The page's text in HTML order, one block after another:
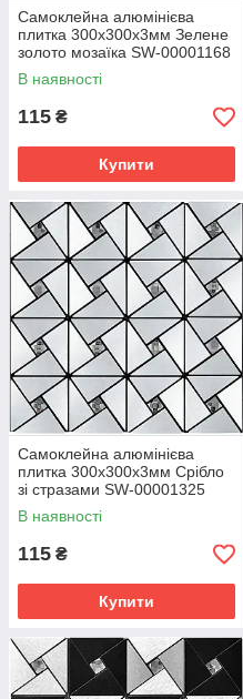
Самоклейна алюмінієва
плитка 300х300х3мм Зелене
золото мозаїка SW-00001168
В наявності
115 ₴
Купити
Самоклейна алюмінієва
плитка 300х300х3мм Срібло
зі стразами SW-00001325
В наявності
115 ₴
Купити